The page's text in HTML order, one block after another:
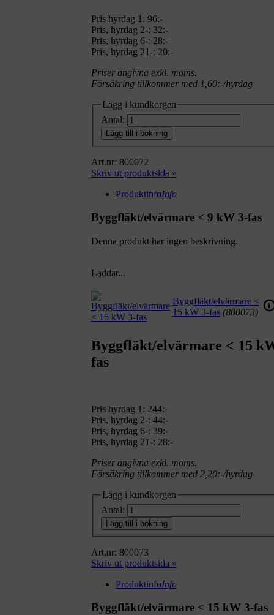
Pris hyrdag 1: 96:-
Pris, hyrdag 2-: 32:-
Pris, hyrdag 6-: 28:-
Pris, hyrdag 21-: 20:-
Priser angivna exkl. moms.
Försäkring tillkommer med 1,60:-/hyrdag
Lägg i kundkorgen
Antal:
Lägg till i bokning
Art.nr: 800072
Skriv ut produktsida »
ProduktinfoInfo
Byggfläkt/elvärmare < 9 kW 3-fas
Denna produkt har ingen beskrivning.
Laddar...
Byggfläkt/elvärmare <
15 kW 3-fas (800073)
Byggfläkt/elvärmare < 15
fas
Pris hyrdag 1: 244:-
Pris, hyrdag 2-: 44:-
Pris, hyrdag 6-: 39:-
Pris, hyrdag 21-: 28:-
Priser angivna exkl. moms.
Försäkring tillkommer med 2,20:-/hyrdag
Lägg i kundkorgen
Antal:
Lägg till i bokning
Art.nr: 800073
Skriv ut produktsida »
ProduktinfoInfo
Byggfläkt/elvärmare < 15 kW 3-fas